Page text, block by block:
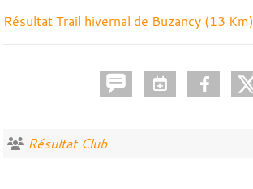
Résultat Trail hivernal de Buzancy (13 Km)
Résultat Club